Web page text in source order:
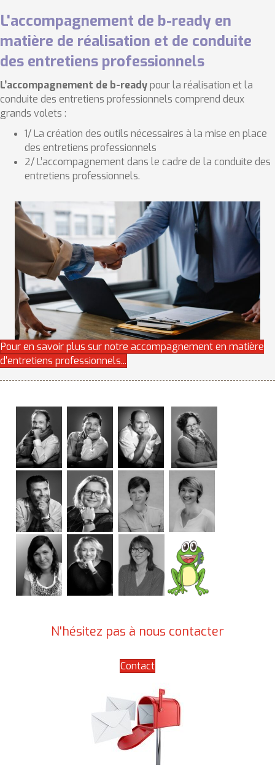
L'accompagnement de b-ready en
matière de réalisation et de conduite
des entretiens professionnels
L’accompagnement de b-readypour la réalisation et la
conduite des entretiens professionnels comprend deux
grands volets :
1/ La création des outils nécessaires à la mise en place
des entretiens professionnels
2/ L’accompagnement dans le cadre de la conduite des
entretiens professionnels.
Pour en savoir plus sur notre accompagnement en matière
d'entretiens professionnels...
N'hésitez pas à nous contacter
Contact